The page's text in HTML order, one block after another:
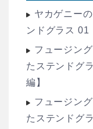
ヤカゲニー
ンドグラス 01
フュージン
たステンドグ
編】
フュージン
たステンドグ